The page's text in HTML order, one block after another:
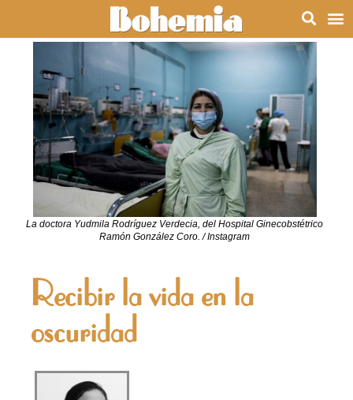
La doctora Yudmila Rodríguez Verdecia, del Hospital Ginecobstétrico
Ramón González Coro. / Instagram
Recibir la vida en la
oscuridad